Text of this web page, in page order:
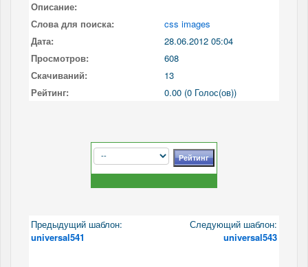
Описание:
Слова для поиска:
css images
Дата:
28.06.2012 05:04
Просмотров:
608
Скачиваний:
13
Рейтинг:
0.00 (0 Голос(ов))
Предыдущий шаблон:
universal541
Следующий шаблон:
universal543